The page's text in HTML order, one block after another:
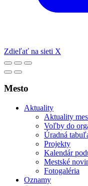
Zdieľať na sieti X
Mesto
Aktuality
Aktuality
Voľby do
Úradná
Projekty
Kalendár
Mestské
Fotogaléria
Oznamy